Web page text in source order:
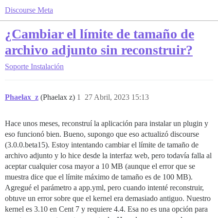
Discourse Meta
¿Cambiar el límite de tamaño de
archivo adjunto sin reconstruir?
Soporte Instalación
Phaelax_z (Phaelax z) 27 Abril, 2023 15:13
1
Hace unos meses, reconstruí la aplicación para instalar un plugin y
eso funcionó bien. Bueno, supongo que eso actualizó discourse
(3.0.0.beta15). Estoy intentando cambiar el límite de tamaño de
archivo adjunto y lo hice desde la interfaz web, pero todavía falla al
aceptar cualquier cosa mayor a 10 MB (aunque el error que se
muestra dice que el límite máximo de tamaño es de 100 MB).
Agregué el parámetro a app.yml, pero cuando intenté reconstruir,
obtuve un error sobre que el kernel era demasiado antiguo. Nuestro
kernel es 3.10 en Cent 7 y requiere 4.4. Esa no es una opción para